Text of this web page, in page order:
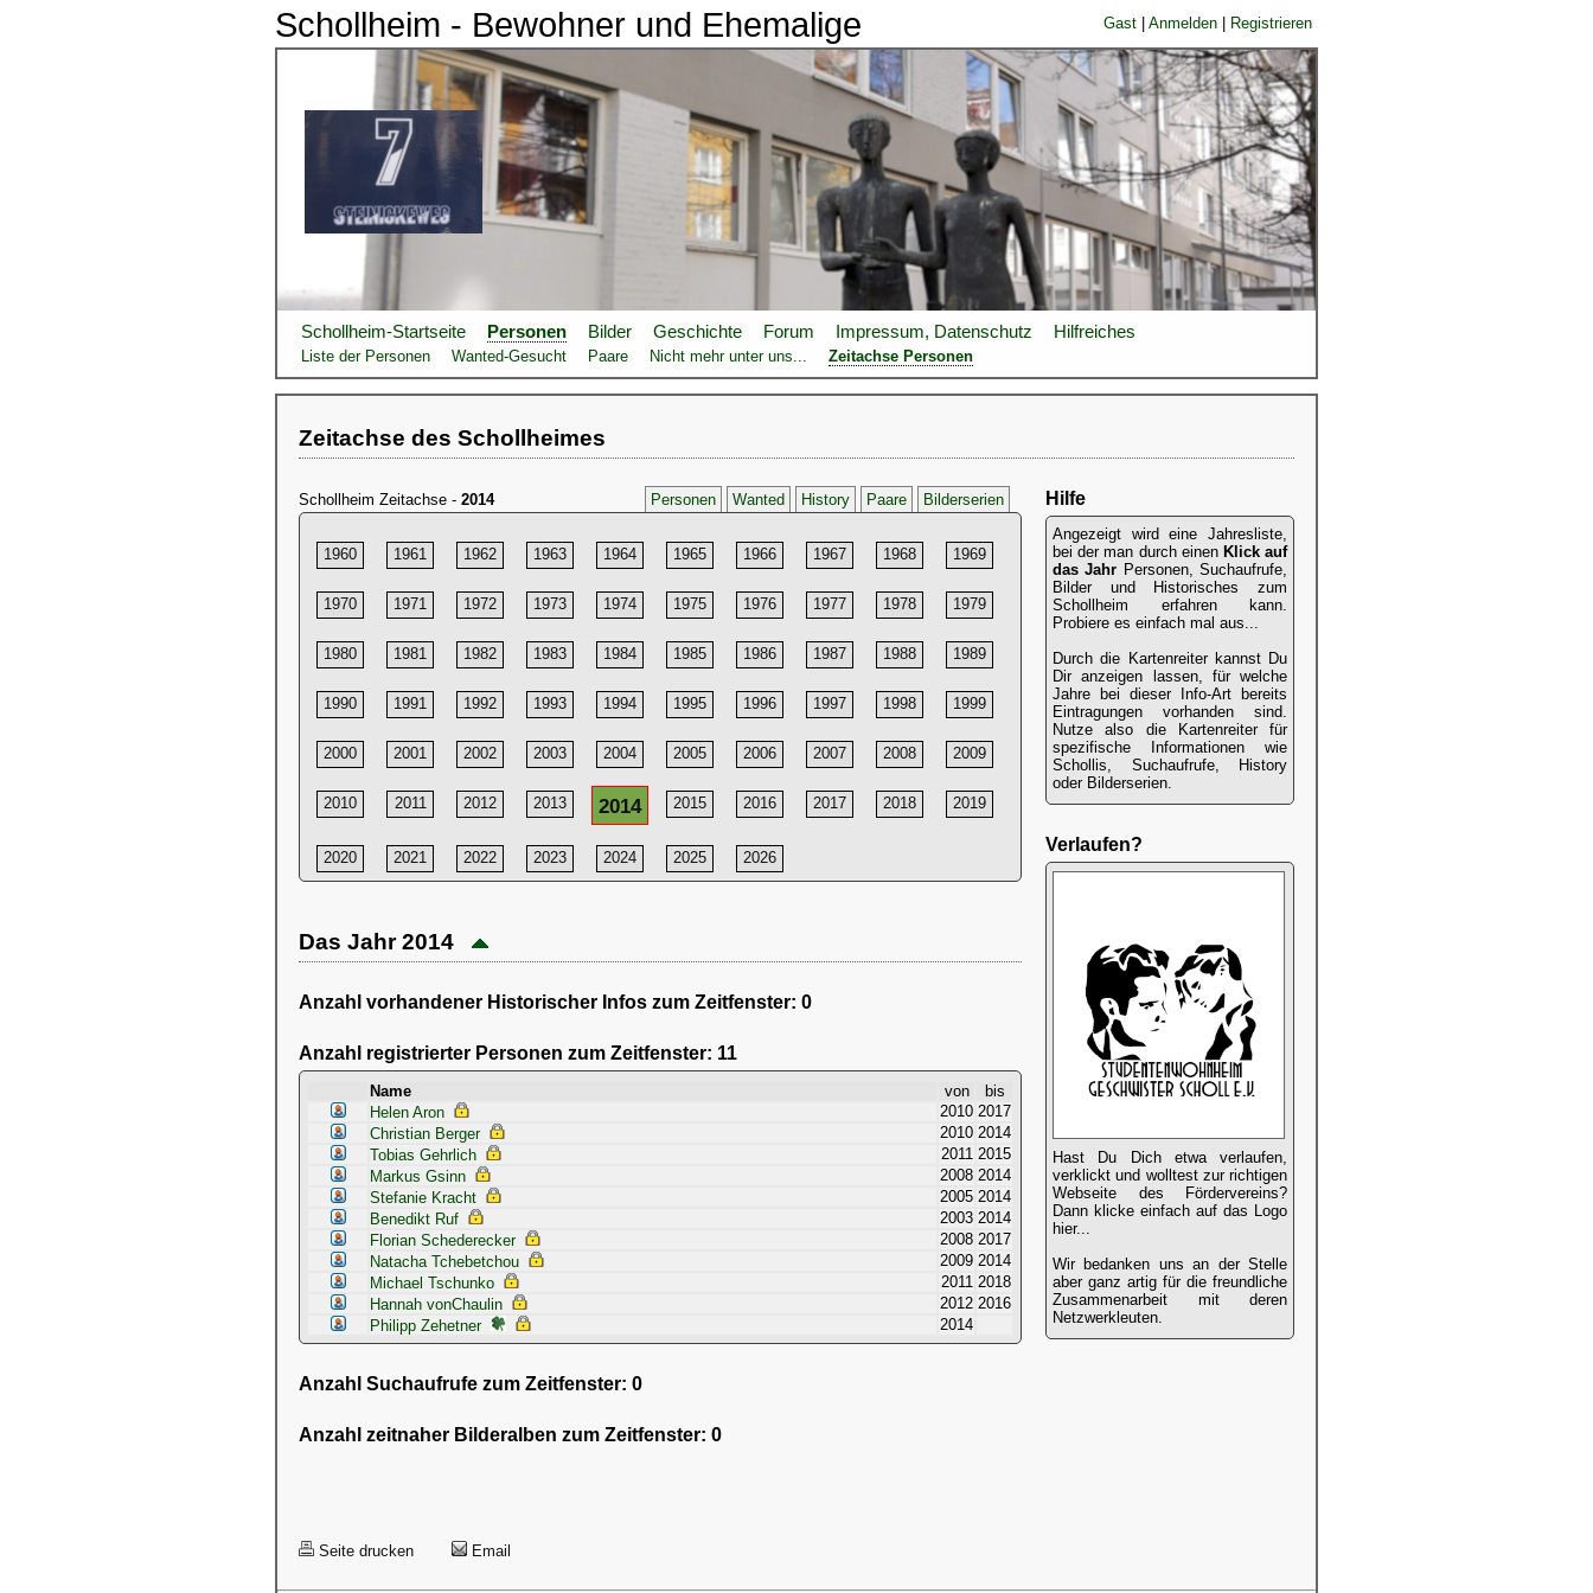
Schollheim - Bewohner und Ehemalige Gast Anmelden Registrieren
Schollheim-Startseite Personen Bilder Geschichte Forum Impressum, Datenschutz Hilfreiches
Liste der Personen Wanted-Gesucht Paare Nicht mehr unter uns... Zeitachse Personen
Zeitachse des Schollheimes
Schollheim Zeitachse - 2014 Personen Wanted History Paare Bilderserien
1960 1961 1962 1963 1964 1965 1966 1967 1968 1969
1970 1971 1972 1973 1974 1975 1976 1977 1978 1979
1980 1981 1982 1983 1984 1985 1986 1987 1988 1989
1990 1991 1992 1993 1994 1995 1996 1997 1998 1999
2000 2001 2002 2003 2004 2005 2006 2007 2008 2009
2010 2011 2012 2013 2014 2015 2016 2017 2018 2019
2020 2021 2022 2023 2024 2025 2026
Das Jahr 2014
Anzahl vorhandener Historischer Infos zum Zeitfenster: 0
Anzahl registrierter Personen zum Zeitfenster: 11
Name von
bis
Helen Aron
2010 2017
Christian Berger
2010 2014
Tobias Gehrlich
2011 2015
Markus Gsinn
2008 2014
Stefanie Kracht
2005 2014
Benedikt Ruf
2003 2014
Florian Schederecker
2008 2017
Natacha Tchebetchou
2009 2014
Michael Tschunko
2011 2018
Hannah vonChaulin
2012 2016
Philipp Zehetner
2014
Anzahl Suchaufrufe zum Zeitfenster: 0
Anzahl zeitnaher Bilderalben zum Zeitfenster: 0
Hilfe
Angezeigt wird eine Jahresliste,
bei der man durch einen Klick auf
das Jahr Personen, Suchaufrufe,
Bilder und Historisches zum
Schollheim erfahren kann.
Probiere es einfach mal aus...
Durch die Kartenreiter kannst Du
Dir anzeigen lassen, für welche
Jahre bei dieser Info-Art bereits
Eintragungen vorhanden sind.
Nutze also die Kartenreiter für
spezifische Informationen wie
Schollis, Suchaufrufe, History
oder Bilderserien.
Verlaufen?
Hast Du Dich etwa verlaufen,
verklickt und wolltest zur richtigen
Webseite des Fördervereins?
Dann klicke einfach auf das Logo
hier...
Wir bedanken uns an der Stelle
aber ganz artig für die freundliche
Zusammenarbeit mit deren
Netzwerkleuten.
Seite drucken Email